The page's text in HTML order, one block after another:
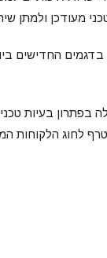
מעודכן ולמתן
החדישים
בעיות
לחוג הלקוחות